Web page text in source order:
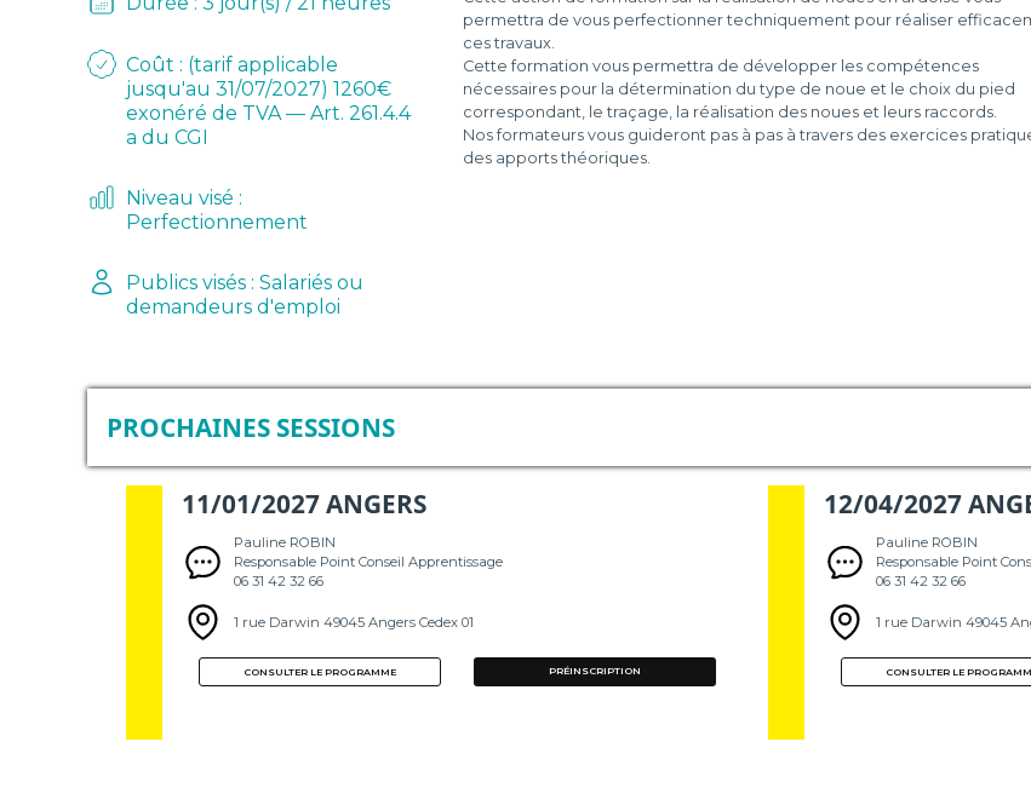
D
L
Coût : (tarif applicable
jusqu'au 31/07/2027) 1260€
exonéré de TVA — Art. 261.4.4
a du CGI
Niveau visé :
Perfectionnement
Publics visés : Salariés ou
demandeurs d'emploi
permettra de vous perfectionner techniquement pour réaliser
ces travaux.
Cette formation vous permettra de développer les compétences
nécessaires pour la détermination du type de noue et le choix du pied
correspondant, le traçage, la réalisation des noues et leurs raccords.
Nos formateurs vous guideront pas à pas à travers des exercices
des apports théoriques.
PROCHAINES SESSIONS
11/01/2027 ANGERS
Pauline ROBIN
Responsable Point Conseil Apprentissage
06 31 42 32 66
1 rue Darwin 49045 Angers Cedex 01
CONSULTER LE PROGRAMME PRÉINSCRIPTION
12/04/2027
Pauline ROBIN
Responsable Point
06 31 42 32 66
1 rue Darwin 49045
CONSULTER LE